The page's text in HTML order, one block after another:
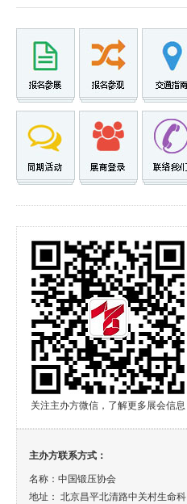
关注主办方微信，了解更多展会信息
主办方联系方式：
名称：中国锻压协会
地址： 北京昌平北清路中关村生命科